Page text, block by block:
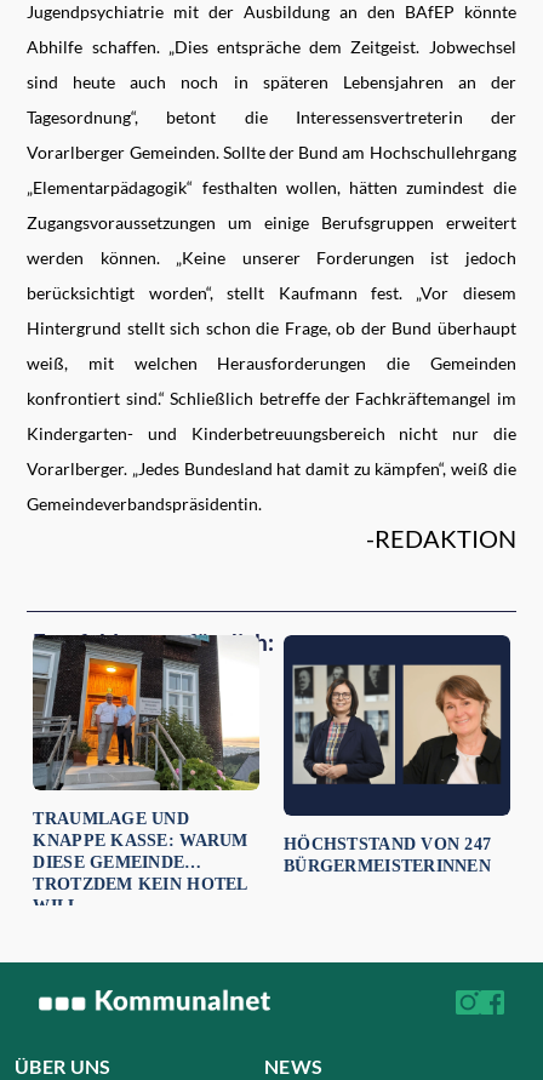
Jugendpsychiatrie mit der Ausbildung an den BAfEP könnte
Abhilfe schaffen. „Dies entspräche dem Zeitgeist. Jobwechsel
sind heute auch noch in späteren Lebensjahren an der
Tagesordnung“, betont die Interessensvertreterin der
Vorarlberger Gemeinden. Sollte der Bund am Hochschullehrgang
„Elementarpädagogik“ festhalten wollen, hätten zumindest die
Zugangsvoraussetzungen um einige Berufsgruppen erweitert
werden können. „Keine unserer Forderungen ist jedoch
berücksichtigt worden“, stellt Kaufmann fest. „Vor diesem
Hintergrund stellt sich schon die Frage, ob der Bund überhaupt
weiß, mit welchen Herausforderungen die Gemeinden
konfrontiert sind.“ Schließlich betreffe der Fachkräftemangel im
Kindergarten- und Kinderbetreuungsbereich nicht nur die
Vorarlberger. „Jedes Bundesland hat damit zu kämpfen“, weiß die
Gemeindeverbandspräsidentin.
-REDAKTION
Empfehlungen für dich:
TRAUMLAGE UND
KNAPPE KASSE: WARUM
DIESE GEMEINDE
TROTZDEM KEIN HOTEL
WILL
HÖCHSTSTAND VON 247
BÜRGERMEISTERINNEN
ÜBER UNS NEWS